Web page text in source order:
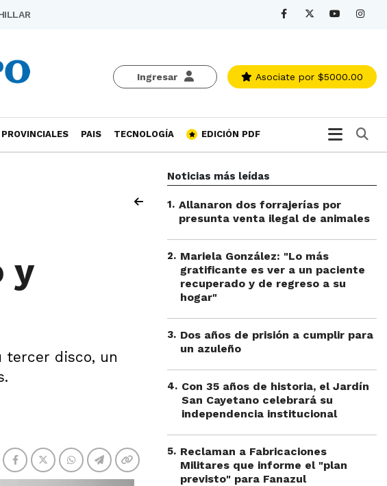
Ingresar Asociate por $5000.00
PROVINCIALES PAIS TECNOLOGÍA EDICIÓN PDF
y
tercer disco, un
Noticias más leídas
1. Allanaron dos forrajerías por
presunta venta ilegal de animales
2. Mariela González: "Lo más
gratificante es ver a un paciente
recuperado y de regreso a su
hogar"
3. Dos años de prisión a cumplir para
un azuleño
4. Con 35 años de historia, el Jardín
San Cayetano celebrará su
independencia institucional
5. Reclaman a Fabricaciones
Militares que informe el "plan
previsto" para Fanazul